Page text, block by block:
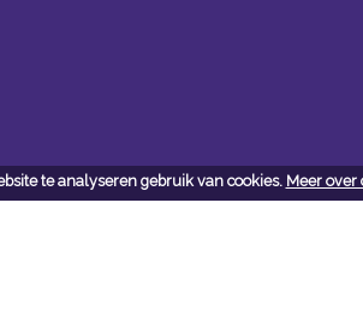
te analyseren gebruik van cookies. Meer over